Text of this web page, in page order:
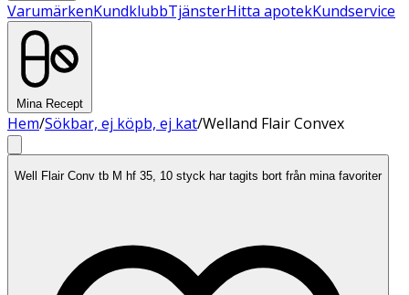
VarumärkenKundklubbTjänsterHitta apotekKundservice
Mina Recept
Hem/Sökbar, ej köpb, ej kat/Welland Flair Convex
Well Flair Conv tb M hf 35, 10 styck har tagits bort från mina favoriter